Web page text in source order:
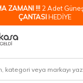
ZAMANI !!! 2 Adet
ÇANTASIHEDİYE